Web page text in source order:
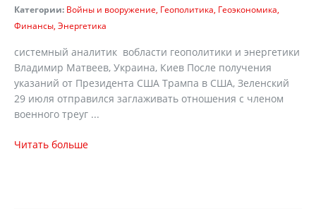
Категории: Войны и вооружение Геополитика Геоэкономика
Финансы Энергетика
системный аналитик вобласти геополитики и энергетики
Владимир Матвеев, Украина, Киев После получения
указаний от Президента США Трампа в США, Зеленский
29 июля отправился заглаживать отношения с членом
военного треуг ...
Читать больше